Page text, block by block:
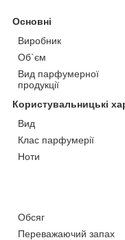
Основні
Виробник
Об`єм
Вид парфумерної
продукції
Користувальницькі
Вид
Клас парфумерії
Ноти
Обсяг
Переважаючий запах